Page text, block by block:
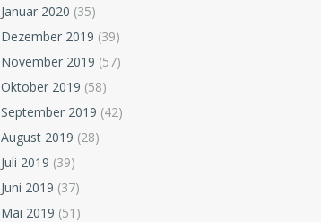
Januar 2020 (35)
Dezember 2019 (39)
November 2019 (57)
Oktober 2019 (58)
September 2019 (42)
August 2019 (28)
Juli 2019 (39)
Juni 2019 (37)
Mai 2019 (51)